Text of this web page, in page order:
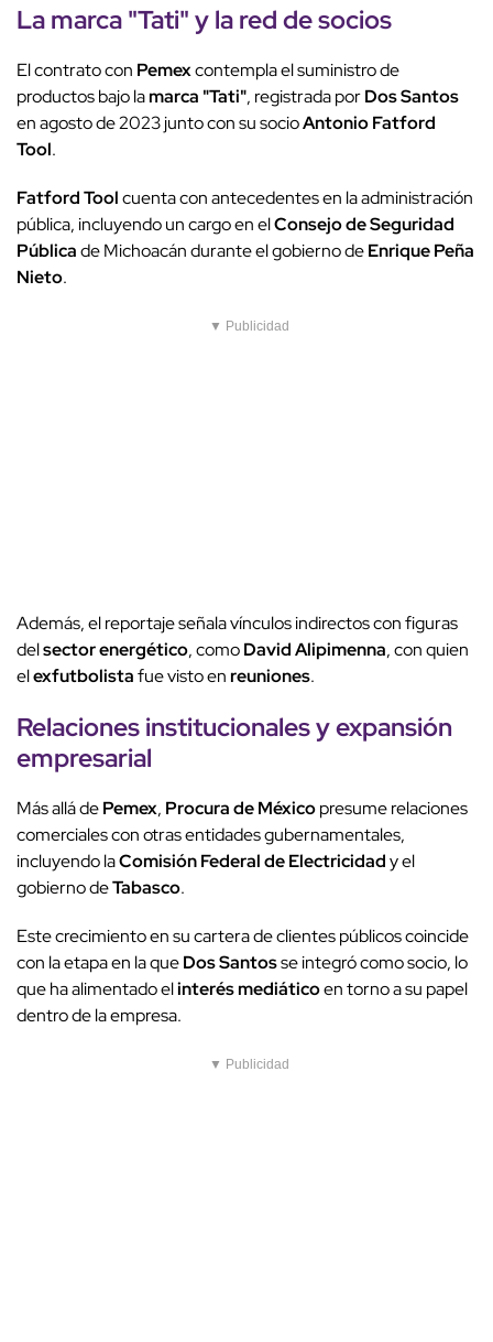
Lamarca "Tati"y la red de socios
El contrato con Pemexcontempla el suministro de
productos bajo lamarca "Tati", registrada porDos Santos
en agosto de 2023 junto con su socioAntonio Fatford
Tool.
Fatford Toolcuenta con antecedentes en la administración
pública, incluyendo un cargo en elConsejo de Seguridad
Públicade Michoacán durante el gobierno deEnrique Peña
Nieto.
▼ Publicidad
Además, el reportaje señala vínculos indirectos con figuras
delsector energético, comoDavid Alipimenna, con quien
elexfutbolistafue visto enreuniones.
Relaciones institucionales y expansión
empresarial
Más allá dePemex, Procura de Méxicopresume relaciones
comerciales con otras entidades gubernamentales,
incluyendo laComisión Federal de Electricidady el
gobierno deTabasco.
Este crecimiento en su cartera de clientes públicos coincide
con la etapa en la queDos Santosse integró como socio, lo
que ha alimentado elinterés mediáticoen torno a su papel
dentro de la empresa.
▼ Publicidad